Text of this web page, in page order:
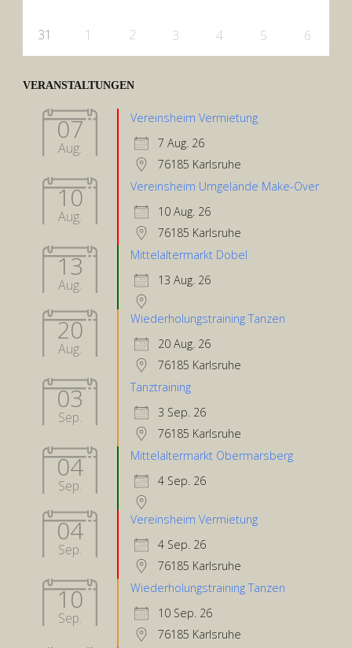
31 1 2 3 4 5 6
VERANSTALTUNGEN
07
Aug.
Vereinsheim Vermietung
7 Aug. 26
76185 Karlsruhe
10
Aug.
Vereinsheim Umgelände Make-Over
10 Aug. 26
76185 Karlsruhe
13
Aug.
Mittelaltermarkt Dobel
13 Aug. 26
20
Aug.
Wiederholungstraining Tanzen
20 Aug. 26
76185 Karlsruhe
03
Sep.
Tanztraining
3 Sep. 26
76185 Karlsruhe
04
Sep.
Mittelaltermarkt Obermarsberg
4 Sep. 26
04
Sep.
Vereinsheim Vermietung
4 Sep. 26
76185 Karlsruhe
10
Sep.
Wiederholungstraining Tanzen
10 Sep. 26
76185 Karlsruhe